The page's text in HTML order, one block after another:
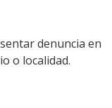
denuncia en
o localidad.